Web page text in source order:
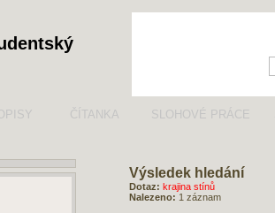
ČÍTANKA SLOHOVÉ PRÁCE
Výsledek hledání
Dotaz: krajina stínů
Nalezeno: 1 záznam